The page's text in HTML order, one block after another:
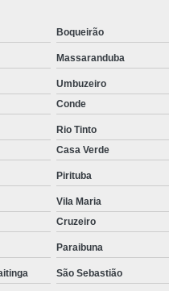
Boqueirão
Massaranduba
Umbuzeiro
Conde
Rio Tinto
Casa Verde
Pirituba
Vila Maria
Cruzeiro
Paraibuna
São Sebastião